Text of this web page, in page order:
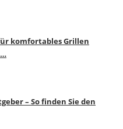
komfortables Grillen
– So finden Sie den